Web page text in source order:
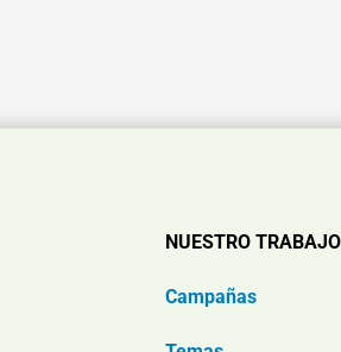
NUESTRO TRABAJO
Campañas